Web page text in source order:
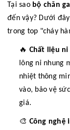
Tại sao bộ chăn
đến vậy? Dưới
trong top "cháy
🔥 Chất liệu
lông nỉ nhung
nhiệt thông
vào, bảo vệ
giá.
🎨 Công nghệ